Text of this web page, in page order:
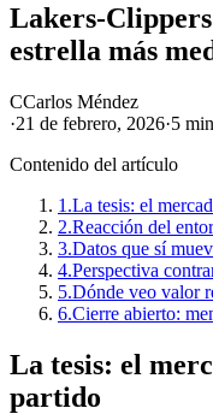
Lakers-
estrella más
CCarlos Méndez
·21 de febrero, 2026·5 min
Contenido del artículo
1.La tesis: el
2.Reacción del
3.Datos que sí
4.Perspectiva
5.Dónde veo valor
6.Cierre abierto:
La tesis: el
partido